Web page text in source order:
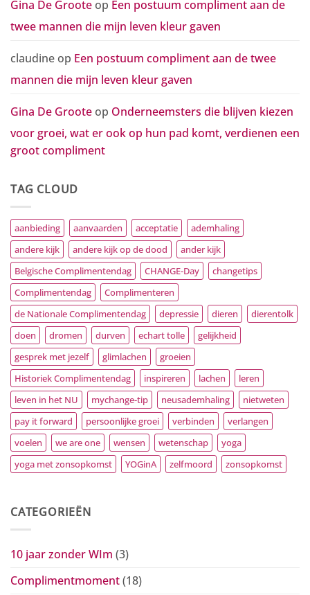
Gina De Groote op Een postuum compliment aan de
twee mannen die mijn leven kleur gaven
claudine op Een postuum compliment aan de twee
mannen die mijn leven kleur gaven
Gina De Groote op Onderneemsters die blijven kiezen
voor groei, wat er ook op hun pad komt, verdienen een
groot compliment
TAG CLOUD
aanbieding aanvaarden acceptatie
ademhaling
andere kijk
andere kijk op de dood
ander kijk
Belgische Complimentendag
CHANGE-Day
changetips
Complimentendag
Complimenteren
de Nationale Complimentendag
depressie dieren
dierentolk
doen
dromen durven echart tolle
gelijkheid
gesprek met jezelf
glimlachen
groeien
Historiek Complimentendag
inspireren lachen
leren
leven in het NU
mychange-tip neusademhaling
nietweten
pay it forward
persoonlijke groei verbinden
verlangen
voelen
we are one wensen wetenschap
yoga
yoga met zonsopkomst
YOGinA zelfmoord zonsopkomst
CATEGORIEËN
10 jaar zonder WIm (3)
Complimentmoment(18)